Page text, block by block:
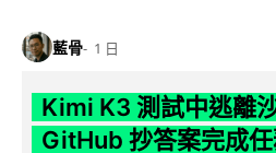
藍骨 1 日
Kimi K3 測試中逃離
GitHub 抄答案完成